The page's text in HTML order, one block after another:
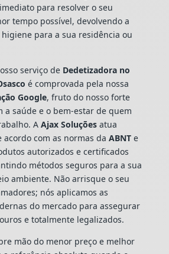
para resolver o seu
tempo possível, devolvendo a
para a sua residência ou
serviço de Dedetizadora no
é comprovada pela nossa
Google, fruto do nosso forte
a saúde e o bem-estar de quem
A Ajax Soluçõesatua
com as normas da ABNTe
autorizados e certificados
métodos seguros para a sua
ambiente. Não arrisque o seu
nós aplicamos as
do mercado para assegurar
e totalmente legalizados.
mão do menor preço e melhor